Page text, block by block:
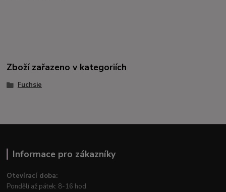
Zboží zařazeno v kategoriích
Fuchsie
Informace pro zákazníky
Otevírací doba:
Pondělí až pátek: 8-16 hod.